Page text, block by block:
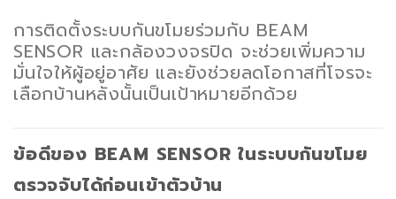
การติดตั้งระบบกันขโมยร่วมกับ BEAM
SENSOR และกล้องวงจรปิด จะช่วยเพิ่มความ
มั่นใจให้ผู้อยู่อาศัย และยังช่วยลดโอกาสที่โจรจะ
เลือกบ้านหลังนั้นเป็นเป้าหมายอีกด้วย
ข้อดีของ BEAM SENSOR ในระบบกันขโมย
ตรวจจับได้ก่อนเข้าตัวบ้าน